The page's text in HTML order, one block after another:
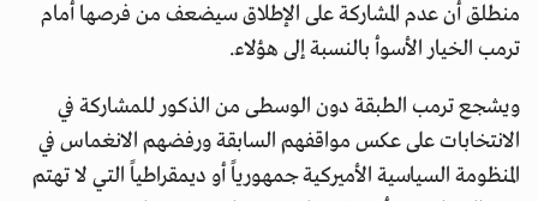
منطلق أن عدم المشاركة على الإطلاق سيضعف من فرصها أمام
ترمب الخيار الأسوأ بالنسبة إلى هؤلاء.
ويشجع ترمب الطبقة دون الوسطى من الذكور للمشاركة في
الانتخابات على عكس مواقفهم السابقة ورفضهم الانغماس في
المنظومة السياسية الأميركية جمهورياً أو ديمقراطياً التي لا تهتم